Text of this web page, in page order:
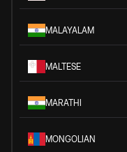
MALAYALAM
MALTESE
MARATHI
MONGOLIAN